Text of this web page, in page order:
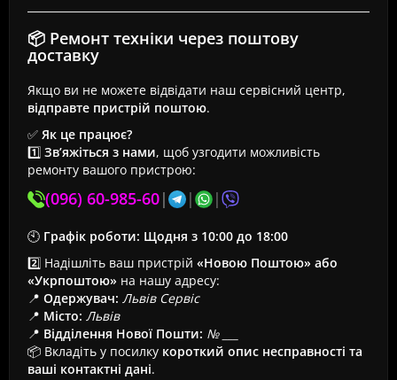
📦 Ремонт техніки через поштову
доставку
Якщо ви не можете відвідати наш сервісний центр,
відправте пристрій поштою.
✅ Як це працює?
1️⃣ Зв’яжіться з нами, щоб узгодити можливість
ремонту вашого пристрою:
(096) 60-985-60| | |
🕙 Графік роботи: Щодня з 10:00 до 18:00
2️⃣ Надішліть ваш пристрій «Новою Поштою» або
«Укрпоштою» на нашу адресу:
📍 Одержувач: Львів Сервіс
📍 Місто: Львів
📍 Відділення Нової Пошти: № ___
📦 Вкладіть у посилку короткий опис несправності та
ваші контактні дані.